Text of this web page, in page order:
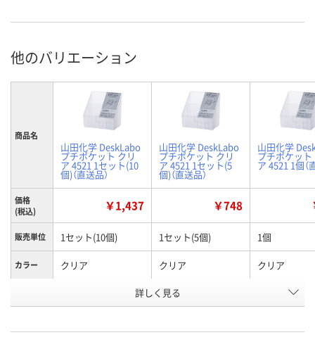
他のバリエーション
商品名
山田化学 DeskLabo
プチポケット クリ
ア 4521 1セット(10
個)（直送品）
山田化学 DeskLabo
プチポケット クリ
ア 4521 1セット(5
個)（直送品）
山田化学
プチポケット
ア 4521 1個（
価格
(税込)
￥1,437 ￥748
販売単位 1セット(10個) 1セット(5個) 1個
カラー クリア クリア クリア
RX77298 RK39302
詳しく見る